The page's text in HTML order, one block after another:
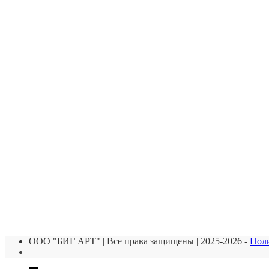
ООО "БИГ АРТ" | Все права защищены | 2025-2026 -